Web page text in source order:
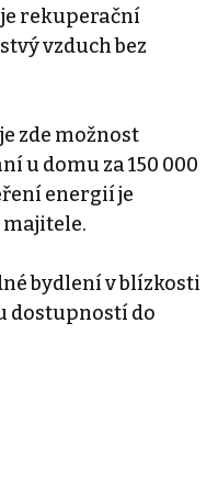
rekuperační
vzduch bez
zde možnost
u domu za 150 000
energií je
bydlení v blízkosti
dostupností do